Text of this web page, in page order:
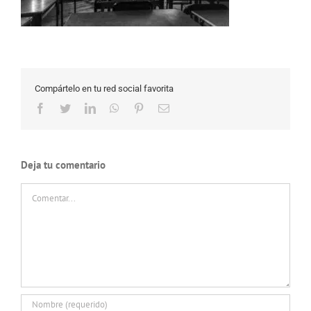
Compártelo en tu red social favorita
Facebook
TwitterLinkedInWhatsApp
PinterestCorreo
Deja tu comentario